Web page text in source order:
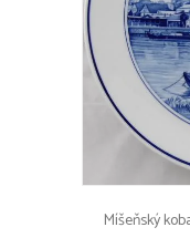
Míšeňský